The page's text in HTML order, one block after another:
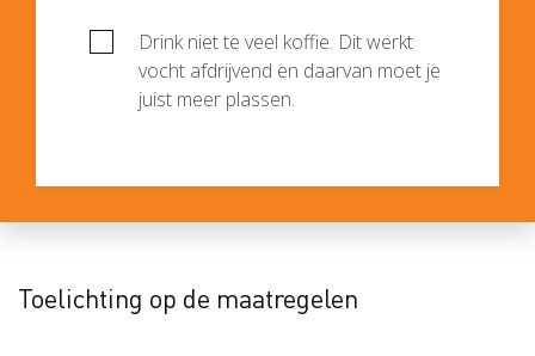
Drink niet te veel koffie. Dit werkt
vocht afdrijvend en daarvan moet je
juist meer plassen.
Toelichting op de maatregelen